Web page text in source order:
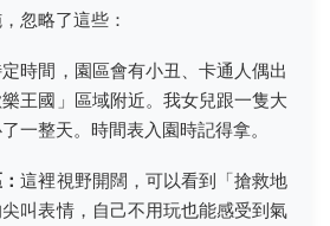
忽略了這些：
時間，園區會有小丑、卡通人偶出
王國」區域附近。我女兒跟一隻大
一整天。時間表入園時記得拿。
這裡視野開闊，可以看到「搶救地
叫表情，自己不用玩也能感受到氣